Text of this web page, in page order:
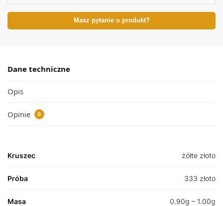
Masz pytanie o produkt?
Dane techniczne
Opis
Opinie 0
Kruszec żółte złoto
Próba 333 złoto
Masa 0.90g – 1.00g